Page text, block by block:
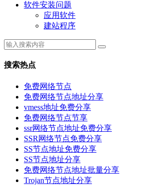
软件安装问题
应用软件
建站程序
搜索热点
免费网络节点
免费网络节点地址分享
vmess地址免费分享
免费网络节点节享
ssr网络节点地址免费分享
SSR网络节点免费分享
SS节点地址免费分享
SS节点地址分享
免费网络节点地址批量分享
Trojan节点地址分享